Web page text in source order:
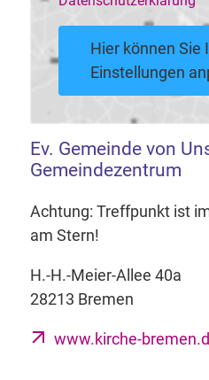
Hier können Sie
Einstellungen
Ev. Gemeinde von
Gemeindezentrum
Achtung: Treffpunkt ist
am Stern!
H.-H.-Meier-Allee 40a
28213 Bremen
www.kirche-